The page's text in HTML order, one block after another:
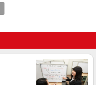
ループホームなど様々な勤
〜1550円（資格・経験によ
も可能です。詳しくは面談
。 ◆交通費：別途全額支給 ※
白河駅」 ◆JR東北本線
詳細を見る